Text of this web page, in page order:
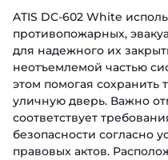
ATIS DC-602 White
противопожарных,
для надежного их
неотъемлемой частью
этом помогая сохранить
уличную дверь. Важно
соответствует
безопасности согласно
правовых актов.